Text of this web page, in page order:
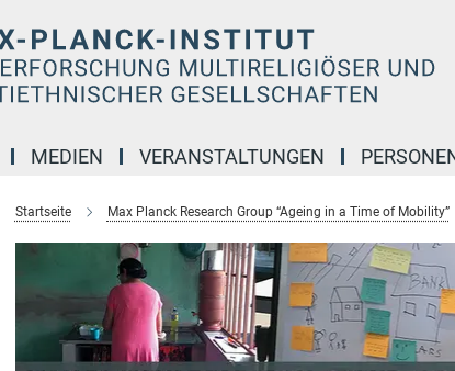
MEDIEN VERANSTALTUNGEN
Startseite Max Planck Research Group “Ageing in a Time of Mobility”